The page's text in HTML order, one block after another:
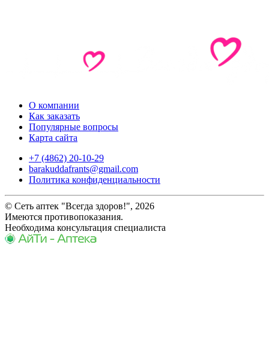
О компании
Как заказать
Популярные вопросы
Карта сайта
+7 (4862) 20-10-29
barakuddafrants@gmail.com
Политика конфиденциальности
© Сеть аптек "Всегда здоров!", 2026
Имеются противопоказания.
Необходима консультация специалиста